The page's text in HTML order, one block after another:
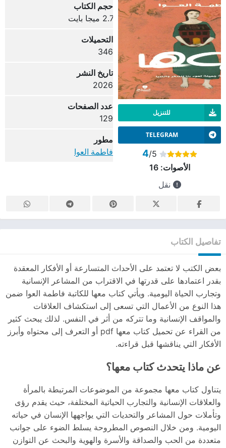
للتنزيل
TELEGRAM
4/5
الأصوات:16
نقل
حجم الكتاب
2.7 ميجا بايت
التحميلات
346
تاريخ النشر
2026
عدد الصفحات
129
مطور
فاطمة العوا
تفاصيل الكتاب
بعض الكتب لا تعتمد على الأحداث المتسارعة أو الأفكار المعقدة
بقدر اعتمادها على قدرتها في الاقتراب من المشاعر الإنسانية
وتجارب الحياة اليومية. ويأتي كتاب معها للكاتبة فاطمة العوا ضمن
هذا النوع من الأعمال التي تسعى إلى استكشاف العلاقات
والمواقف الإنسانية وما تتركه من أثر في النفس. لذلك يبحث كثير
من القراء عن تحميل كتاب معها pdf أو التعرف إلى محتواه وأبرز
الأفكار التي يناقشها قبل قراءته.
عن ماذا يتحدث كتاب معها؟
يتناول كتاب معها مجموعة من الموضوعات المرتبطة بالمرأة
والعلاقات الإنسانية والتجارب الحياتية المختلفة، حيث يقدم رؤى
وتأملات حول المشاعر والتحديات التي يواجهها الإنسان في حياته
اليومية. ومن خلال النصوص المطروحة يسلط الضوء على جوانب
متعددة من الحب والصداقة والأسرة والهوية والبحث عن التوازن